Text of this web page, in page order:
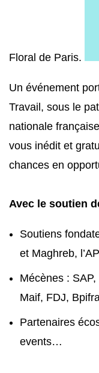
Floral de Paris.
Un événement
Travail, sous le
nationale
vous inédit et
chances en
Avec le soutien
Soutiens
et Maghreb,
Mécènes :
Maif, FDJ,
Partenaires
events…